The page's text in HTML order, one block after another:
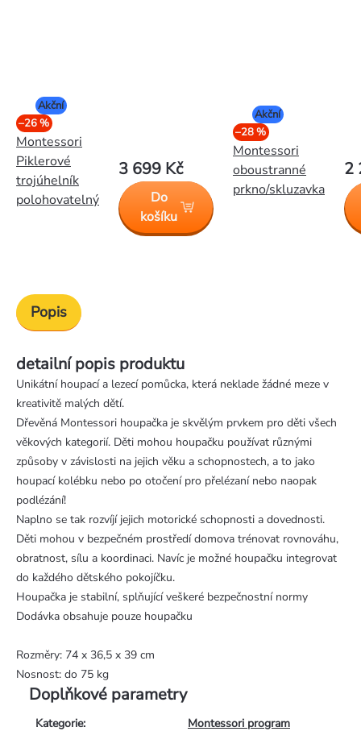
Akční
–26 %
Montessori
Piklerové
trojúhelník
polohovatelný
3 699 Kč
Do
košíku
Akční
–28 %
Montessori
oboustranné
prkno/skluzavka
2
Popis
detailní popis produktu
Unikátní houpací a lezecí pomůcka, která neklade žádné meze v
kreativitě malých dětí.
Dřevěná Montessori houpačka je skvělým prvkem pro děti všech
věkových kategorií. Děti mohou houpačku používat různými
způsoby v závislosti na jejich věku a schopnostech, a to jako
houpací kolébku nebo po otočení pro přelézaní nebo naopak
podlézání!
Naplno se tak rozvíjí jejich motorické schopnosti a dovednosti.
Děti mohou v bezpečném prostředí domova trénovat rovnováhu,
obratnost, sílu a koordinaci. Navíc je možné houpačku integrovat
do každého dětského pokojíčku.
Houpačka je stabilní, splňující veškeré bezpečnostní normy
Dodávka obsahuje pouze houpačku
Rozměry: 74 x 36,5 x 39 cm
Nosnost: do 75 kg
Doplňkové parametry
Kategorie: Montessori program